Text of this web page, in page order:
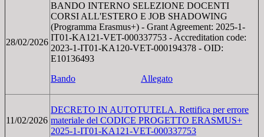
28/02/2026
BANDO INTERNO SELEZIONE DOCENTI
CORSI ALL'ESTERO E JOB SHADOWING
(Programma Erasmus+) - Grant Agreement: 2025-1-
IT01-KA121-VET-000337753 - Accreditation code:
2023-1-IT01-KA120-VET-000194378 - OID:
E10136493
Bando
Allegato
11/02/2026
DECRETO IN AUTOTUTELA. Rettifica per errore
materiale del CODICE PROGETTO ERASMUS+
2025-1-IT01-KA121-VET-000337753